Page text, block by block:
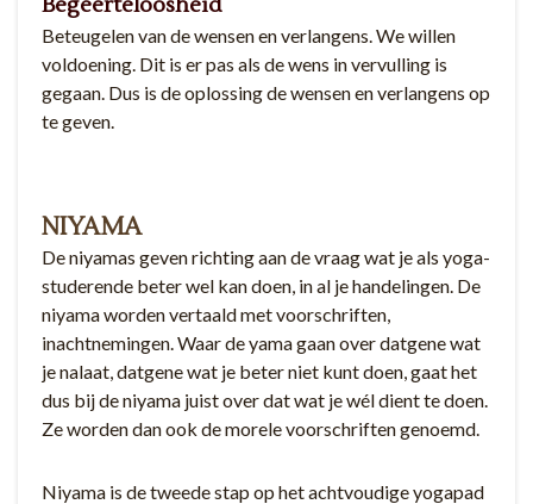
Beteugelen van de wensen en verlangens. We willen
voldoening. Dit is er pas als de wens in vervulling is
gegaan. Dus is de oplossing de wensen en verlangens op
te geven.
NIYAMA
De niyamas geven richting aan de vraag wat je als yoga-
studerende beter wel kan doen, in al je handelingen. De
niyama worden vertaald met voorschriften,
inachtnemingen. Waar de yama gaan over datgene wat
je nalaat, datgene wat je beter niet kunt doen, gaat het
dus bij de niyama juist over dat wat je wél dient te doen.
Ze worden dan ook de morele voorschriften genoemd.
Niyama is de tweede stap op het achtvoudige yogapad